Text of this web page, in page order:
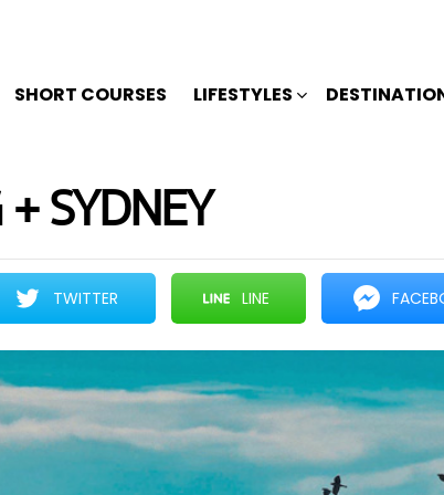
SHORT COURSES LIFESTYLES
SYDNEY
TWITTER LINE